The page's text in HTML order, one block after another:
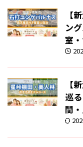
【
ン
室
【
巡
間